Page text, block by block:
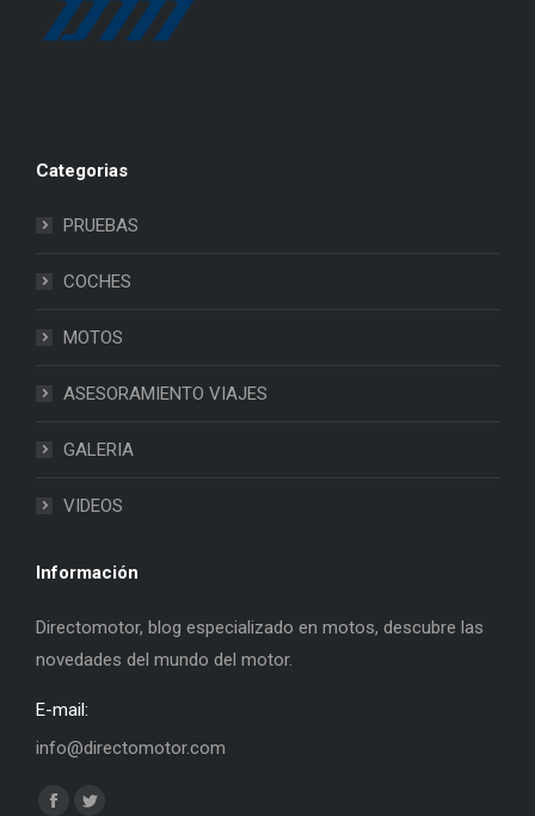
Categorias
PRUEBAS
COCHES
MOTOS
ASESORAMIENTO VIAJES
GALERIA
VIDEOS
Información
Directomotor, blog especializado en motos, descubre las
novedades del mundo del motor.
E-mail:
info@directomotor.com
Find us on: